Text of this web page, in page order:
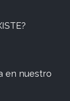
en nuestro